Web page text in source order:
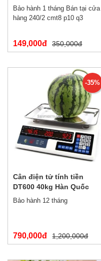
bản tiếng trung
Bảo hành 1 tháng Bán tại cửa
hàng 240/2 cmt8 p10 q3
149,000đ 350,000đ
-35%
Cân điện tử tính tiền
DT600 40kg Hàn Quốc
Bảo hành 12 tháng
790,000đ 1,200,000đ